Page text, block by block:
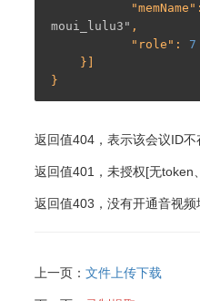
           "
memName
moui_lulu3" ,
           "
role ": 7
返回值404，表示该会议ID不
返回值401，未授权[无token
返回值403，没有开通音视
上一页： 文件上传下载